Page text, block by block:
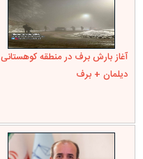
آغاز بارش برف در منطقه کوهستانی
دیلمان + برف